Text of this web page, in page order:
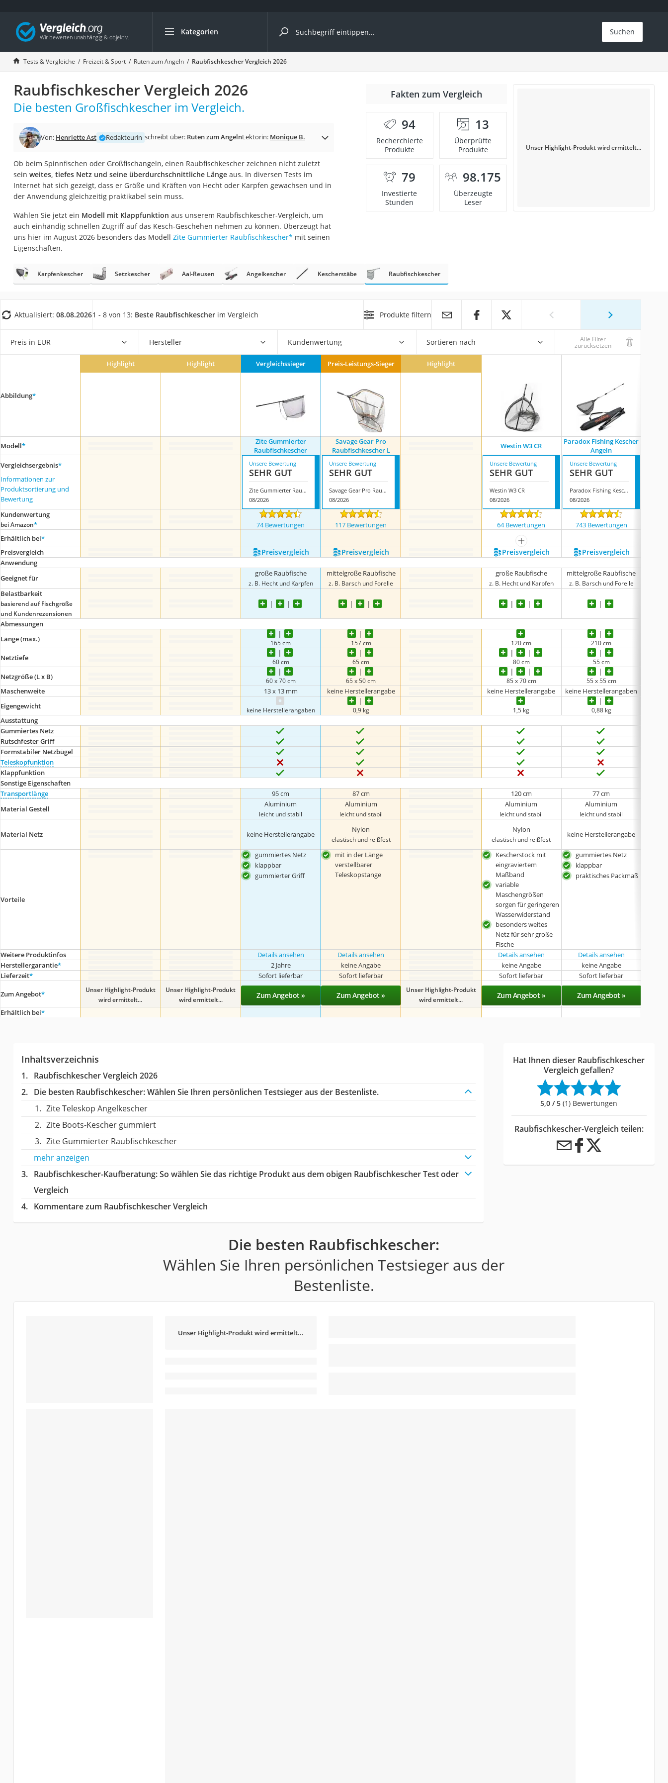
Kategorien
Die beliebtesten Vergleiche nach Kategorie
Freizeit & Sport
Gartentrampolin
Trampolin
Metalldetektor
Eufab-Fahrradträger
Trampolin 366 cm
Aluminium-Koffer
Futterboot
Air Bike
E-Bike-Dreirad
Trekkingschuhe Herren
Koffer
Faltschloss
Vibrationsplatte
Wanderschuhe Herren
Sicherheitsweste Reiten
Suchen
Tests & Vergleiche Freizeit & Sport Ruten zum Angeln Raubfischkescher Vergleich 2026
Raubfischkescher Vergleich 2026
Die besten Großfischkescher im Vergleich.
Von: Henriette Ast Redakteurin schreibt über: Ruten zum AngelnLektorin: Monique B.
Ob beim Spinnfischen oder Großfischangeln, einen Raubfischkescher zeichnen nicht zuletzt
sein weites, tiefes Netz und seine überdurchschnittliche Längeaus. In diversen Tests im
Internet hat sich gezeigt, dass er Größe und Kräften von Hecht oder Karpfen gewachsen und in
der Anwendung gleichzeitig praktikabel sein muss.
Wählen Sie jetzt ein Modell mit Klappfunktion aus unserem Raubfischkescher-Vergleich, um
auch einhändig schnellen Zugriff auf das Kesch-Geschehen nehmen zu können. Überzeugt hat
uns hier im August 2026 besonders das Modell Zite Gummierter Raubfischkescher* mit seinen
Eigenschaften.
Fakten zum Vergleich
94
Recherchierte
Produkte
13
Überprüfte
Produkte
79
Investierte
Stunden
98.175
Überzeugte
Leser
Unser Highlight-Produkt wird ermittelt...
Karpfenkescher Setzkescher Aal-Reusen Angelkescher Kescherstäbe Raubfischkescher
Aktualisiert: 08.08.20261 - 8 von 13: Beste Raubfischkescher im Vergleich Produkte filtern
Preis in EUR Hersteller Kundenwertung Sortieren nach Alle Filter
zurücksetzen
Abbildung*
Highlight Highlight Vergleichssieger Preis-Leistungs-Sieger Highlight
Modell*
Zite Gummierter
Raubfischkescher
Savage Gear Pro
Raubfischkescher L
Westin W3 CR
Paradox Fishing Kescher
Angeln
Vergleichsergebnis*
Informationen zur
Produktsortierung und
Bewertung
Unsere Bewertung
SEHR GUT
Zite Gummierter Raubfischkescher
08/2026
Unsere Bewertung
SEHR GUT
Savage Gear Pro Raubfischkescher L
08/2026
Unsere Bewertung
SEHR GUT
Westin W3 CR
08/2026
Unsere Bewertung
SEHR GUT
Paradox Fishing Kescher Angeln
08/2026
Kundenwertung
bei Amazon* 74 Bewertungen 117 Bewertungen 64 Bewertungen 743 Bewertungen
Erhältlich bei*
mehr anzeigen
Preis­vergleich
Preis­vergleich Preis­vergleich Preis­vergleich Preis­vergleich
Anwendung
Geeignet für
große Raubfische
z. B. Hecht und Karpfen
mittelgroße Raubfische
z. B. Barsch und Forelle
große Raubfische
z. B. Hecht und Karpfen
mittelgroße Raubfische
z. B. Barsch und Forelle
Belastbarkeit
basierend auf Fischgröße
und Kundenrezensionen
Abmessungen
Länge (max.)
165 cm 157 cm 120 cm 210 cm
Netztiefe 60 cm 65 cm 80 cm 55 cm
Netzgröße (L x B) 60 x 70 cm 65 x 50 cm 85 x 70 cm 55 x 55 cm
Maschenweite 13 x 13 mm keine Herstellerangabe keine Herstellerangabe keine Herstellerangaben
Eigengewicht
keine Herstellerangaben 0,9 kg 1,5 kg 0,88 kg
Ausstattung
Gummiertes Netz
Rutschfester Griff
Formstabiler Netzbügel
Teleskopfunktion
Klappfunktion
Sonstige Eigenschaften
Transportlänge
95 cm 87 cm 120 cm
77 cm
Material Gestell
Aluminium
leicht und stabil
Aluminium
leicht und stabil
Aluminium
leicht und stabil
Aluminium
leicht und stabil
Material Netz keine Herstellerangabe
Nylon
elastisch und reißfest
Nylon
elastisch und reißfest
keine Herstellerangabe
Vorteile
gummiertes Netz
klappbar
gummierter Griff
mit in der Länge
verstellbarer
Teleskopstange
Kescherstock mit
eingraviertem
Maßband
variable
Maschengrößen
sorgen für geringeren
Wasserwiderstand
besonders weites
Netz für sehr große
Fische
gummiertes Netz
klappbar
praktisches Packmaß
Weitere Produktinfos Details ansehen Details ansehen Details ansehen Details ansehen
Herstellergarantie* 2 Jahre keine Angabe keine Angabe
keine Angabe
Lieferzeit* Sofort lieferbar Sofort lieferbar Sofort lieferbar Sofort lieferbar
Zum Angebot*
Unser Highlight-Produkt
wird ermittelt...
Unser Highlight-Produkt
wird ermittelt...
Zum Angebot » Zum Angebot »
Unser Highlight-Produkt
wird ermittelt...
Zum Angebot » Zum Angebot »
Erhältlich bei*
Inhaltsverzeichnis
Raubfischkescher Vergleich 2026
Die besten Raubfischkescher:Wählen Sie Ihren persönlichen Testsieger aus der Bestenliste.
Zite Teleskop Angelkescher
Zite Boots-Kescher gummiert
Zite Gummierter Raubfischkescher
mehr anzeigen
Raubfischkescher-Kaufberatung: So wählen Sie das richtige Produkt aus dem obigen Raubfischkescher Test oder
Vergleich
Kommentare zum Raubfischkescher Vergleich
Hat Ihnen dieser Raubfischkescher
Vergleich gefallen?
5,0 / 5 (1) Bewertungen
Raubfischkescher-Vergleich teilen:
Die besten Raubfischkescher:
Wählen Sie Ihren persönlichen Testsieger aus der
Bestenliste.
Unser Highlight-Produkt wird ermittelt...